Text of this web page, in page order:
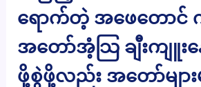
ရောက်တဲ့ အဖေတောင်
အတော်အံ့သြ ချီးကျူး
ဖို့စွဲဖို့လည်း အတော်များ